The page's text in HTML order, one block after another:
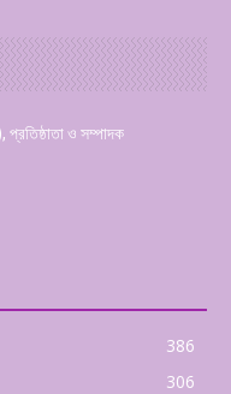
প্রতিষ্ঠাতা ও সম্পাদক
386
306